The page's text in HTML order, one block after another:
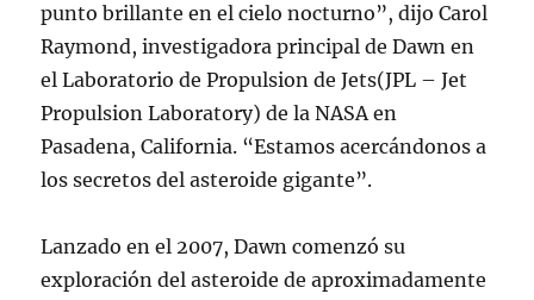
punto brillante en el cielo nocturno”, dijo Carol
Raymond, investigadora principal de Dawn en
el Laboratorio de Propulsion de Jets(JPL – Jet
Propulsion Laboratory) de la NASA en
Pasadena, California. “Estamos acercándonos a
los secretos del asteroide gigante”.
Lanzado en el 2007, Dawn comenzó su
exploración del asteroide de aproximadamente